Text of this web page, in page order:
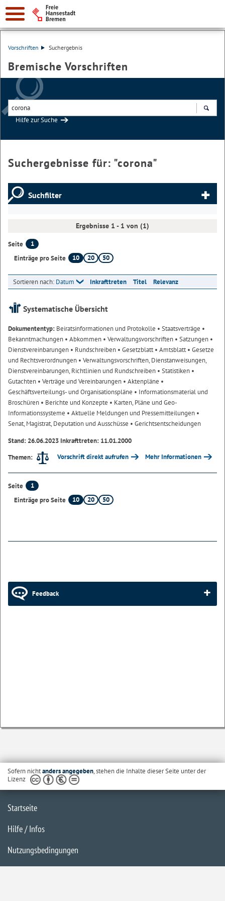
Vorschriften Suchergebnis
Bremische Vorschriften
Hilfe zur Suche
Suchergebnisse für: "corona"
Suchfilter
Ergebnisse 1 - 1 von (1)
Seite
1
Einträge pro Seite
10 20 50
Sortieren nach: Datum Inkrafttreten Titel Relevanz
Systematische Übersicht
Dokumententyp: Beiratsinformationen und Protokolle • Staatsverträge •
Bekanntmachungen • Abkommen • Verwaltungsvorschriften • Satzungen •
Dienstvereinbarungen • Rundschreiben • Gesetzblatt• Amtsblatt• Gesetze
und Rechtsverordnungen • Verwaltungsvorschriften, Dienstanweisungen,
Dienstvereinbarungen, Richtlinien und Rundschreiben • Statistiken •
Gutachten • Verträge und Vereinbarungen • Aktenpläne •
Geschäftsverteilungs- und Organisationspläne • Informationsmaterial und
Broschüren • Berichte und Konzepte • Karten, Pläne und Geo-
Informationssysteme • Aktuelle Meldungen und Pressemitteilungen •
Senat, Magistrat, Deputation und Ausschüsse • Gerichtsentscheidungen
Stand: 26.06.2023 Inkrafttreten: 11.01.2000
Themen:
Vorschrift direkt aufrufen Mehr Informationen
Seite
1
Einträge pro Seite
10 20 50
Feedback
Sofern nichtanders angegeben, stehen die Inhalte dieser Seite unter der
Lizenz
Startseite
Hilfe / Infos
Nutzungsbedingungen